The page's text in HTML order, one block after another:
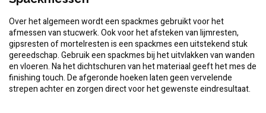
Over het algemeen wordt een spackmes gebruikt voor het
afmessen van stucwerk. Ook voor het afsteken van lijmresten,
gipsresten of mortelresten is een spackmes een uitstekend stuk
gereedschap. Gebruik een spackmes bij het uitvlakken van wanden
en vloeren. Na het dichtschuren van het materiaal geeft het mes de
finishing touch. De afgeronde hoeken laten geen vervelende
strepen achter en zorgen direct voor het gewenste eindresultaat.